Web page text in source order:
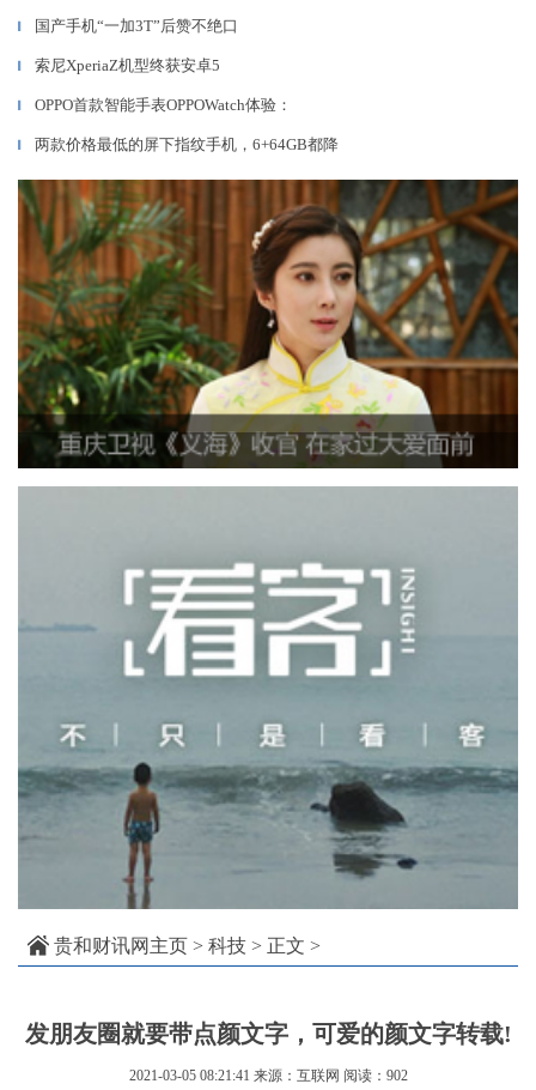
▎ 国产手机“一加3T”后赞不绝口
▎ 索尼XperiaZ机型终获安卓5
▎ OPPO首款智能手表OPPOWatch体验：
▎ 两款价格最低的屏下指纹手机，6+64GB都降
贵和财讯网主页 > 科技 > 正文 >
发朋友圈就要带点颜文字，可爱的颜文字转载!
2021-03-05 08:21:41 来源：互联网 阅读：902